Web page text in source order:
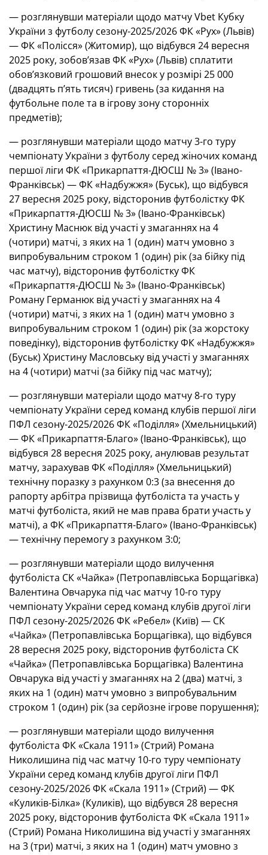
— розглянувши матеріали щодо матчу Vbet Кубку
України з футболу сезону-2025/2026 ФК «Рух» (Львів)
— ФК «Полісся» (Житомир), що відбувся 24 вересня
2025 року, зобов’язав ФК «Рух» (Львів) сплатити
обов’язковий грошовий внесок у розмірі 25 000
(двадцять пʼять тисяч) гривень (за кидання на
футбольне поле та в ігрову зону сторонніх
предметів);
— розглянувши матеріали щодо матчу 3-го туру
чемпіонату України з футболу серед жіночих команд
першої ліги ФК «Прикарпаття-ДЮСШ № 3» (Івано-
Франківськ) — ФК «Надбужжя» (Буськ), що відбувся
27 вересня 2025 року, відсторонив футболістку ФК
«Прикарпаття-ДЮСШ № 3» (Івано-Франківськ)
Христину Маснюк від участі у змаганнях на 4
(чотири) матчі, з яких на 1 (один) матч умовно з
випробувальним строком 1 (один) рік (за бійку під
час матчу), відсторонив футболістку ФК
«Прикарпаття-ДЮСШ № 3» (Івано-Франківськ)
Роману Германюк від участі у змаганнях на 4
(чотири) матчі, з яких на 1 (один) матч умовно з
випробувальним строком 1 (один) рік (за жорстоку
поведінку), відсторонив футболістку ФК «Надбужжя»
(Буськ) Христину Масловську від участі у змаганнях
на 4 (чотири) матчі (за бійку під час матчу);
— розглянувши матеріали щодо матчу 8-го туру
чемпіонату України серед команд клубів першої ліги
ПФЛ сезону-2025/2026 ФК «Поділля» (Хмельницький)
— ФК «Прикарпаття-Благо» (Івано-Франківськ), що
відбувся 28 вересня 2025 року, анулював результат
матчу, зарахував ФК «Поділля» (Хмельницький)
технічну поразку з рахунком 0:3 (за внесення до
рапорту арбітра прізвища футболіста та участь у
матчі футболіста, який не мав права брати участь у
матчі), а ФК «Прикарпаття-Благо» (Івано-Франківськ)
— технічну перемогу з рахунком 3:0;
— розглянувши матеріали щодо вилучення
футболіста СК «Чайка» (Петропавлівська Борщагівка)
Валентина Овчарука під час матчу 10-го туру
чемпіонату України серед команд клубів другої ліги
ПФЛ сезону-2025/2026 ФК «Ребел» (Київ) — СК
«Чайка» (Петропавлівська Борщагівка), що відбувся
28 вересня 2025 року, відсторонив футболіста СК
«Чайка» (Петропавлівська Борщагівка) Валентина
Овчарука від участі у змаганнях на 2 (два) матчі, з
яких на 1 (один) матч умовно з випробувальним
строком 1 (один) рік (за серйозне ігрове порушення);
— розглянувши матеріали щодо вилучення
футболіста ФК «Скала 1911» (Стрий) Романа
Николишина під час матчу 10-го туру чемпіонату
України серед команд клубів другої ліги ПФЛ
сезону-2025/2026 ФК «Скала 1911» (Стрий) — ФК
«Куликів-Білка» (Куликів), що відбувся 28 вересня
2025 року, відсторонив футболіста ФК «Скала 1911»
(Стрий) Романа Николишина від участі у змаганнях
на 3 (три) матчі, з яких на 1 (один) матч умовно з